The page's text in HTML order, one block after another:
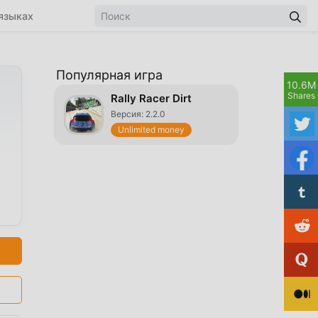
Популярная игра
Rally Racer Dirt
Версия: 2.2.0
Unlimited money
10.6M
Shares